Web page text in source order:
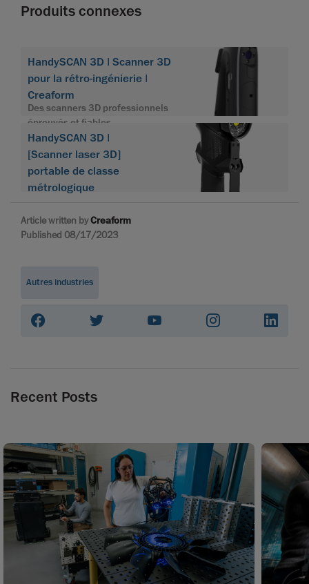
Produits connexes
HandySCAN 3D | Scanner 3D
pour la rétro-ingénierie |
Creaform
Des scanners 3D professionnels
éprouvés et fiables
HandySCAN 3D |
[Scanner laser 3D]
portable de classe
métrologique
Article written byCreaform
Published 08/17/2023
Autres industries
Recent Posts